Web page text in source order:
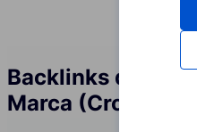
Backlinks de
Marca (Crowd